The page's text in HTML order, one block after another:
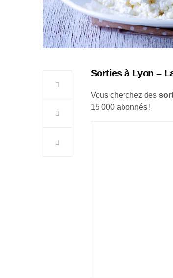
Sorties à Lyon –
Vous cherchez des
15 000 abonnés !